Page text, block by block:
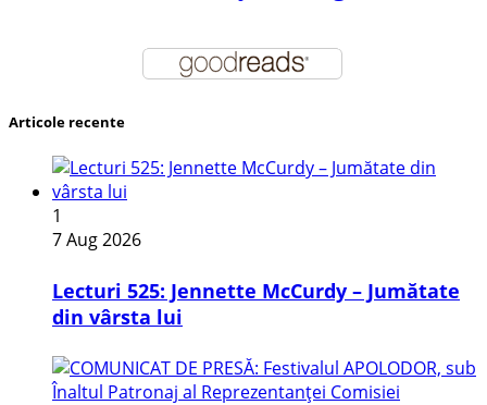
Articole recente
1
7 Aug 2026
Lecturi 525: Jennette McCurdy – Jumătate
din vârsta lui